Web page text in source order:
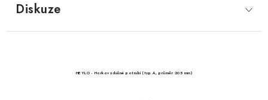
Diskuze